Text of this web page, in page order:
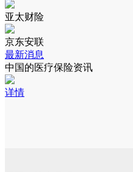
亚太财险
京东安联
最新消息
中国的医疗保险资讯
详情